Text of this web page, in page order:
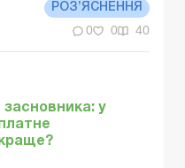
РОЗ’ЯСНЕННЯ
0 0 40
засновника: у